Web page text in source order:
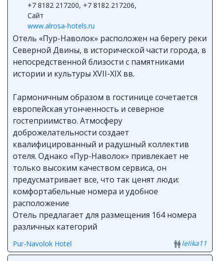
+7 8182 217200, +7 8182 217206,
Сайт
www.alrosa-hotels.ru
Отель «Пур-Наволок» расположен на берегу реки
Северной Двины, в исторической части города, в
непосредственной близости с памятниками
истории и культуры XVII-XIX вв.
Гармоничным образом в гостинице сочетается
европейская утонченность и северное
гостеприимство. Атмосферу
доброжелательности создает
квалифицированный и радушный коллектив
отеля. Однако «Пур-Наволок» привлекает не
только высоким качеством сервиса, он
предусматривает все, что так ценят люди:
комфортабельные номера и удобное
расположение
Отель предлагает для размещения 164 номера
различных категорий
Pur-Navolok Hotel lelika11